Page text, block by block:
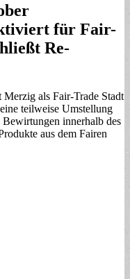
für Fair-
Re-
als Fair-Trade Stadt
teilweise Umstellung
innerhalb des
aus dem Fairen